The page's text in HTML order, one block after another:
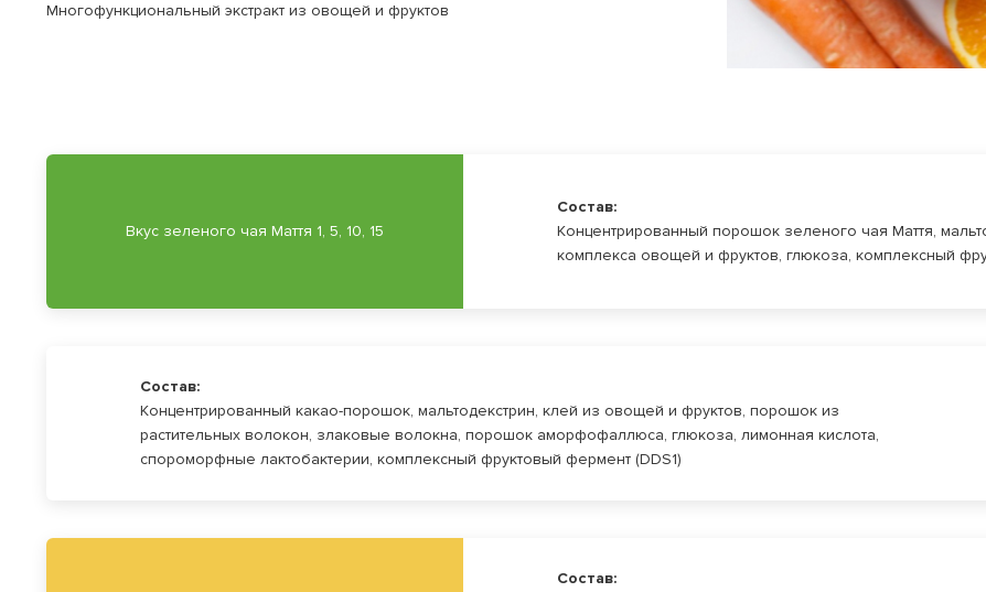
Многофункциональный экстракт из овощей и фруктов
Вкус зеленого чая Маття 1, 5, 10, 15
Состав:
Концентрированный порошок зеленого чая Маття,
комплекса овощей и фруктов, глюкоза, комплексный
Состав:
Концентрированный какао-порошок, мальтодекстрин, клей из овощей и фруктов, порошок из
растительных волокон, злаковые волокна, порошок аморфофаллюса, глюкоза, лимонная кислота,
спороморфные лактобактерии, комплексный фруктовый фермент (DDS1)
Состав: